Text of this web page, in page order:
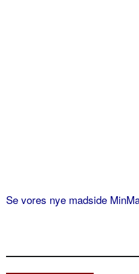
Se vores nye madside